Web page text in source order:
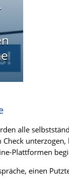
alle
Check
Plattformen
einen